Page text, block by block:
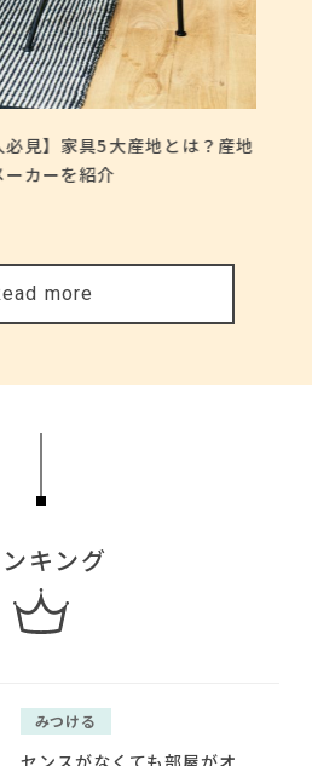
必見】家具5大産地とは？産地
カーを紹介
more
キング
みつける
センスがなくても部屋がオ